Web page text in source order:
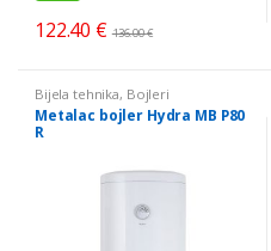
122.40 € 136.00€
Bijela tehnika, Bojleri
Metalac bojler Hydra MB P80
R